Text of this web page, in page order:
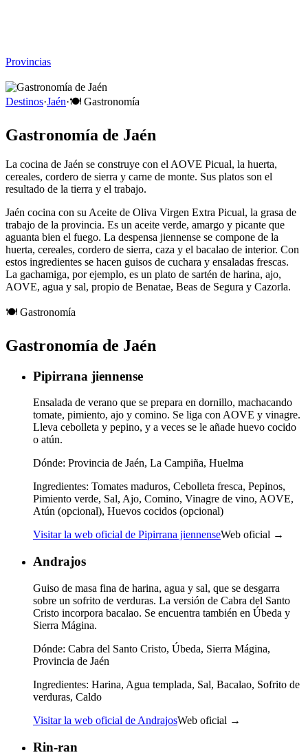
Provincias
Destinos·Jaén·🍽️ Gastronomía
Gastronomía de Jaén
La cocina de Jaén se construye con el AOVE Picual, la huerta,
cereales, cordero de sierra y carne de monte. Sus platos son el
resultado de la tierra y el trabajo.
Jaén cocina con su Aceite de Oliva Virgen Extra Picual, la grasa de
trabajo de la provincia. Es un aceite verde, amargo y picante que
aguanta bien el fuego. La despensa jiennense se compone de la
huerta, cereales, cordero de sierra, caza y el bacalao de interior. Con
estos ingredientes se hacen guisos de cuchara y ensaladas frescas.
La gachamiga, por ejemplo, es un plato de sartén de harina, ajo,
AOVE, agua y sal, propio de Benatae, Beas de Segura y Cazorla.
🍽️ Gastronomía
Gastronomía de Jaén
Pipirrana jiennense
Ensalada de verano que se prepara en dornillo, machacando
tomate, pimiento, ajo y comino. Se liga con AOVE y vinagre.
Lleva cebolleta y pepino, y a veces se le añade huevo cocido
o atún.
Dónde: Provincia de Jaén, La Campiña, Huelma
Ingredientes: Tomates maduros, Cebolleta fresca, Pepinos,
Pimiento verde, Sal, Ajo, Comino, Vinagre de vino, AOVE,
Atún (opcional), Huevos cocidos (opcional)
Visitar la web oficial de Pipirrana jiennenseWeb oficial →
Andrajos
Guiso de masa fina de harina, agua y sal, que se desgarra
sobre un sofrito de verduras. La versión de Cabra del Santo
Cristo incorpora bacalao. Se encuentra también en Úbeda y
Sierra Mágina.
Dónde: Cabra del Santo Cristo, Úbeda, Sierra Mágina,
Provincia de Jaén
Ingredientes: Harina, Agua templada, Sal, Bacalao, Sofrito de
verduras, Caldo
Visitar la web oficial de AndrajosWeb oficial →
Rin-ran